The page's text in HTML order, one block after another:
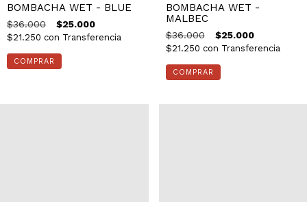
BOMBACHA WET - BLUE
$36.000 $25.000
$21.250 con Transferencia
COMPRAR
BOMBACHA WET -
MALBEC
$36.000 $25.000
$21.250 con Transferencia
COMPRAR